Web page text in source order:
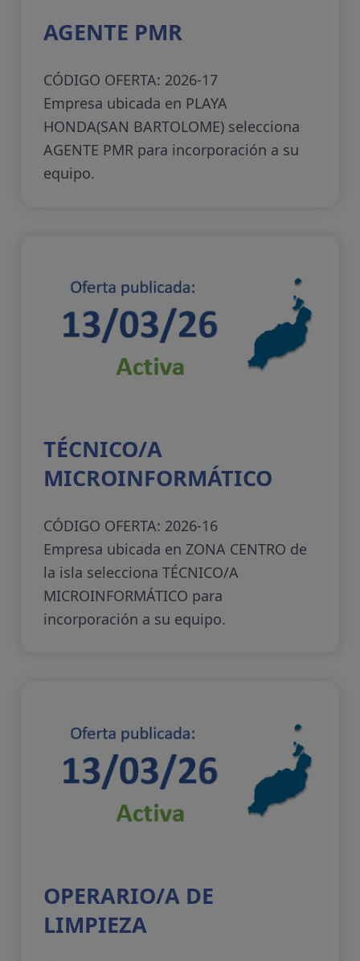
AGENTE PMR
CÓDIGO OFERTA: 2026-17
Empresa ubicada en PLAYA
HONDA(SAN BARTOLOME) selecciona
AGENTE PMR para incorporación a su
equipo.
TÉCNICO/A
MICROINFORMÁTICO
CÓDIGO OFERTA: 2026-16
Empresa ubicada en ZONA CENTRO de
la isla selecciona TÉCNICO/A
MICROINFORMÁTICO para
incorporación a su equipo.
OPERARIO/A DE
LIMPIEZA